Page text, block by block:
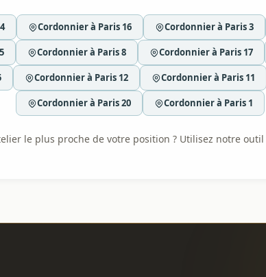
Cordonnier à Paris 16 Cordonnier à Paris 3
Cordonnier à Paris 8 Cordonnier à Paris 17
Cordonnier à Paris 12 Cordonnier à Paris 11
Cordonnier à Paris 20 Cordonnier à Paris 1
le plus proche de votre position ? Utilisez notre outil